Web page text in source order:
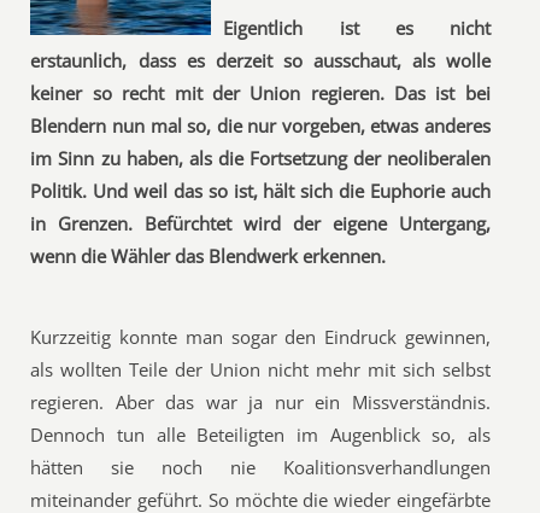
Eigentlich ist es nicht
erstaunlich, dass es derzeit so ausschaut, als wolle
keiner so recht mit der Union regieren. Das ist bei
Blendern nun mal so, die nur vorgeben, etwas anderes
im Sinn zu haben, als die Fortsetzung der neoliberalen
Politik. Und weil das so ist, hält sich die Euphorie auch
in Grenzen. Befürchtet wird der eigene Untergang,
wenn die Wähler das Blendwerk erkennen.
Kurzzeitig konnte man sogar den Eindruck gewinnen,
als wollten Teile der Union nicht mehr mit sich selbst
regieren. Aber das war ja nur ein Missverständnis.
Dennoch tun alle Beteiligten im Augenblick so, als
hätten sie noch nie Koalitionsverhandlungen
miteinander geführt. So möchte die wieder eingefärbte